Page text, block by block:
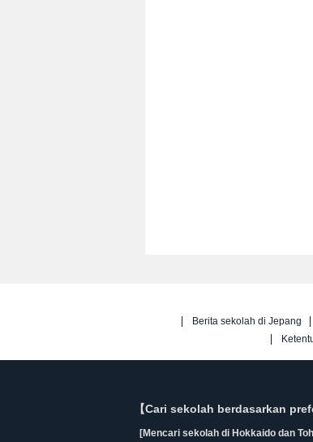
Berita sekolah di Jepang
【Cari sekolah berdasarkan
[Mencari sekolah di Hokkaido dan